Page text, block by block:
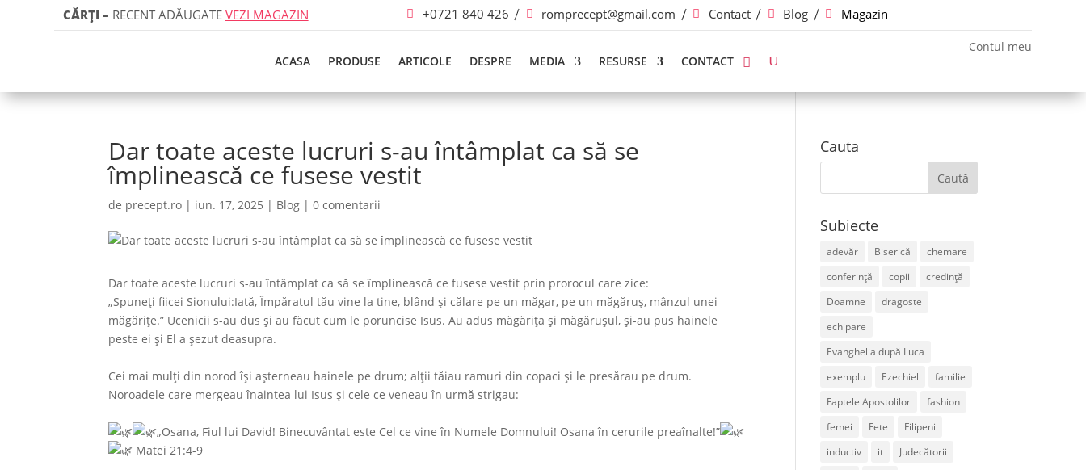
CĂRȚI – RECENT ADĂUGATE VEZI MAGAZIN +0721 840 426 romprecept@gmail.com Contact Blog Magazin
ACASA PRODUSE ARTICOLE DESPRE MEDIA RESURSE CONTACT
Contul meu
Dar toate aceste lucruri s-au întâmplat ca să se
împlinească ce fusese vestit
de precept.ro | iun. 17, 2025 | Blog |0 comentarii
Dar toate aceste lucruri s-au întâmplat ca să se împlinească ce fusese vestit prin prorocul care zice:
„Spuneţi fiicei Sionului:Iată, Împăratul tău vine la tine, blând şi călare pe un măgar, pe un măgăruş, mânzul unei
măgăriţe.” Ucenicii s-au dus şi au făcut cum le poruncise Isus. Au adus măgăriţa şi măgăruşul, şi-au pus hainele
peste ei şi El a şezut deasupra.
Cei mai mulţi din norod îşi aşterneau hainele pe drum; alţii tăiau ramuri din copaci şi le presărau pe drum.
Noroadele care mergeau înaintea lui Isus şi cele ce veneau în urmă strigau:
„Osana, Fiul lui David! Binecuvântat este Cel ce vine în Numele Domnului! Osana în cerurile preaînalte!”
Matei 21:4-9
Cauta
Subiecte
adevăr Biserică
chemare
conferință
copii
credință
Doamne
dragoste
echipare
Evanghelia după Luca
exemplu
Ezechiel
familie
Faptele Apostolilor
fashion
femei
Fete
Filipeni
inductiv
it
Judecătorii